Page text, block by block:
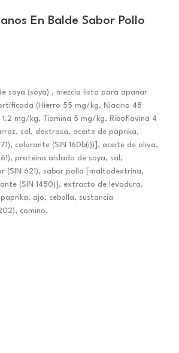
En Balde Sabor Pollo
soya (soya) , mezcla lista para apanar
(Hierro 55 mg/kg, Niacina 48
mg/kg, Tiamina 5 mg/kg, Riboflavina 4
sal, dextrosa, aceite de paprika,
colorante (SIN 160b(i))], aceite de oliva,
proteína aislada de soya, sal,
(SIN 621), sabor pollo [maltodextrina,
(SIN 1450)], extracto de levadura,
ajo, cebolla, sustancia
comino.